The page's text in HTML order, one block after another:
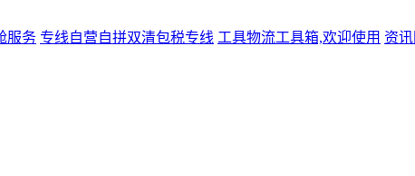
服务 专线自营自拼双清包税专线 工具物流工具箱,欢迎使用 资讯